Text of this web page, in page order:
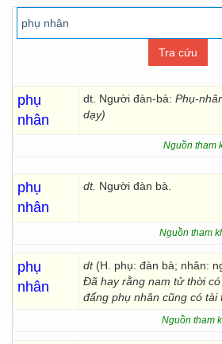
phụ
nhân
dt. Người đàn-bà: Phụ-
dạy)
Nguồn tham
phụ
nhân
dt. Người đàn bà.
Nguồn tham
phụ
nhân
dt (H. phụ: đàn bà; nhân:
Đã hay rằng nam tử thời
đấng phụ nhân cũng có tài
Nguồn tham